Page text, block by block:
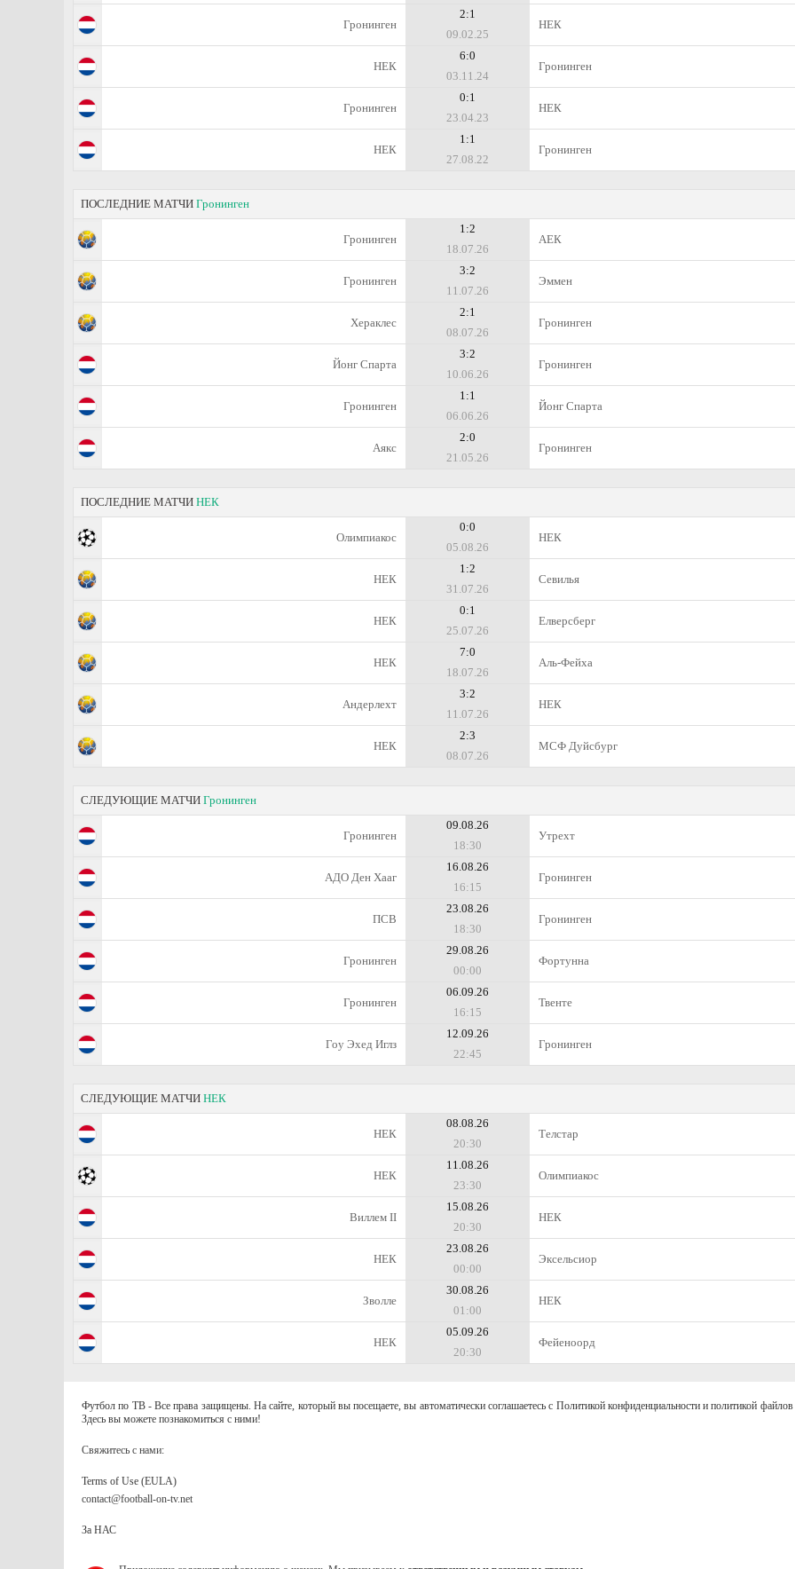
Гронинген
2:1
09.02.25
НЕК
НЕК
6:0
03.11.24
Гронинген
Гронинген
0:1
23.04.23
НЕК
НЕК
1:1
27.08.22
Гронинген
ПОСЛЕДНИЕ МАТЧИ Гронинген
Гронинген
1:2
18.07.26
АЕК
Гронинген
3:2
11.07.26
Эммен
Хераклес
2:1
08.07.26
Гронинген
Йонг Спарта
3:2
10.06.26
Гронинген
Гронинген
1:1
06.06.26
Йонг Спарта
Аякс
2:0
21.05.26
Гронинген
ПОСЛЕДНИЕ МАТЧИ НЕК
Олимпиакос
0:0
05.08.26
НЕК
НЕК
1:2
31.07.26
Севилья
НЕК
0:1
25.07.26
Елверсберг
НЕК
7:0
18.07.26
Аль-Фейха
Андерлехт
3:2
11.07.26
НЕК
НЕК
2:3
08.07.26
МСФ Дуйсбург
СЛЕДУЮЩИЕ МАТЧИ Гронинген
Гронинген
09.08.26
18:30
Утрехт
АДО Ден Хааг
16.08.26
16:15
Гронинген
ПСВ
23.08.26
18:30
Гронинген
Гронинген
29.08.26
00:00
Фортунна
Гронинген
06.09.26
16:15
Твенте
Гоу Эхед Иглз
12.09.26
22:45
Гронинген
СЛЕДУЮЩИЕ МАТЧИ НЕК
НЕК
08.08.26
20:30
Телстар
НЕК
11.08.26
23:30
Олимпиакос
Виллем II
15.08.26
20:30
НЕК
НЕК
23.08.26
00:00
Эксельсиор
Зволле
30.08.26
01:00
НЕК
НЕК
05.09.26
20:30
Фейеноорд
Футбол по ТВ - Все права защищены. На сайте, который вы посещаете, вы автоматически соглашаетесь с Политикой конфиденциальности и политикой
Здесь вы можете познакомиться с ними!
Свяжитесь с нами:
Terms of Use (EULA)
contact@football-on-tv.net
За НАС